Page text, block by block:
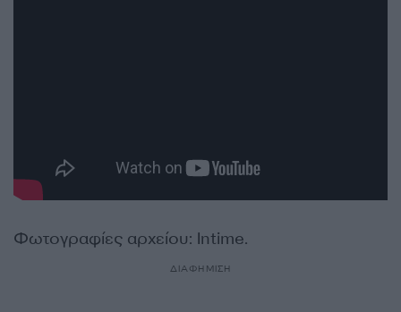
Φωτογραφίες αρχείου: Intime.
ΔΙΑΦΗΜΙΣΗ